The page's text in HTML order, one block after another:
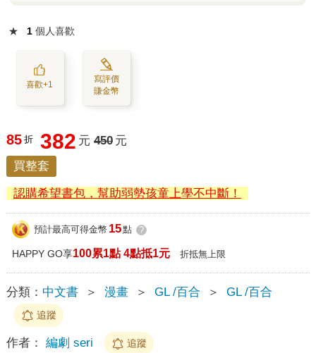
★ 1 個人喜歡
喜歡+1
寫評價
賺金幣
85 折 382 元 450 元
買整套
認購希望書包，幫助弱勢孩童上學不中斷！
預計最高可得金幣 15點 ?
HAPPY GO享100累1點 4點抵1元 折抵無上限
分類： 中文書 ＞ 漫畫 ＞ GL /百合 ＞ GL /百合
追蹤
作者： 編劇 seri 追蹤